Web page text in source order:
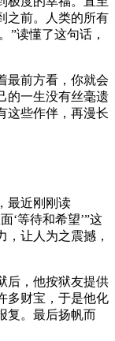
之前。人类的所有
”读懂了这句话，
最前方看，你就会
的一生没有丝毫遗
这些作伴，再漫长
最近刚刚读
‘等待和希望’”这
让人为之震撼，
后，他按狱友提供
多财宝，于是他化
复。最后扬帆而